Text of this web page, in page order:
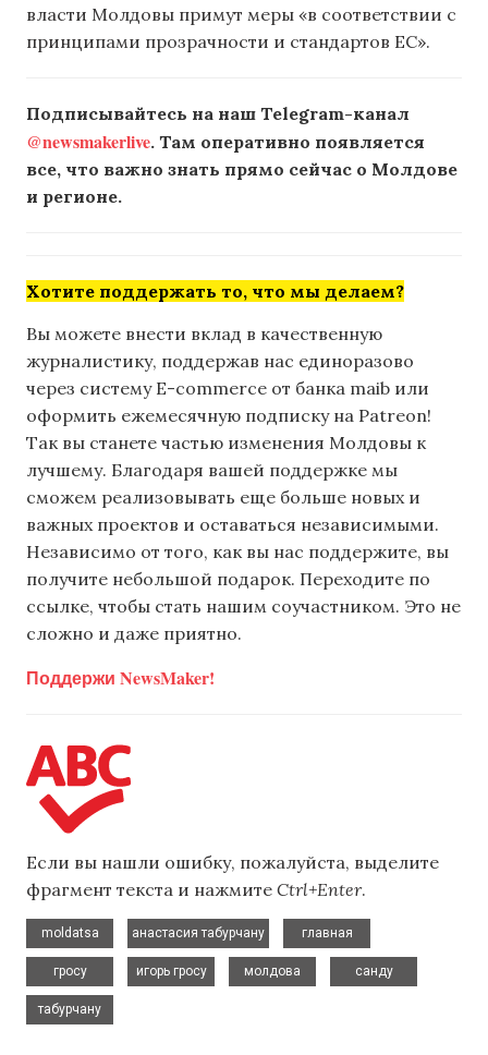
власти Молдовы примут меры «в соответствии с
принципами прозрачности и стандартов ЕС».
Подписывайтесь на наш Telegram-канал
@newsmakerlive. Там оперативно появляется
все, что важно знать прямо сейчас о Молдове
и регионе.
Хотите поддержать то, что мы делаем?
Вы можете внести вклад в качественную
журналистику, поддержав нас единоразово
через систему E-commerce от банка maib или
оформить ежемесячную подписку на Patreon!
Так вы станете частью изменения Молдовы к
лучшему. Благодаря вашей поддержке мы
сможем реализовывать еще больше новых и
важных проектов и оставаться независимыми.
Независимо от того, как вы нас поддержите, вы
получите небольшой подарок. Переходите по
ссылке, чтобы стать нашим соучастником. Это не
сложно и даже приятно.
Поддержи NewsMaker!
Если вы нашли ошибку, пожалуйста, выделите
фрагмент текста и нажмите Ctrl+Enter.
moldatsa
анастасия табурчану
главная
гросу
игорь гросу
молдова
санду
табурчану